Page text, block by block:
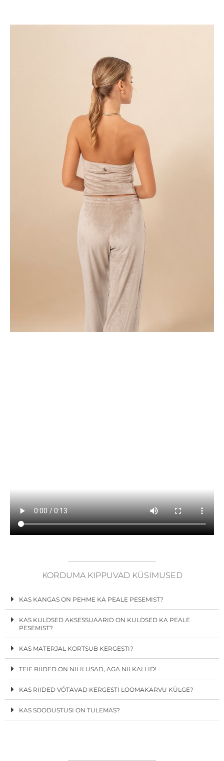
KORDUMA KIPPUVAD KÜSIMUSED
KAS KANGAS ON PEHME KA PEALE PESEMIST?
KAS KULDSED AKSESSUAARID ON KULDSED KA PEALE
PESEMIST?
KAS MATERJAL KORTSUB KERGESTI?
TEIE RIIDED ON NII ILUSAD, AGA NII KALLID!
KAS RIIDED VÕTAVAD KERGESTI LOOMAKARVU KÜLGE?
KAS SOODUSTUSI ON TULEMAS?